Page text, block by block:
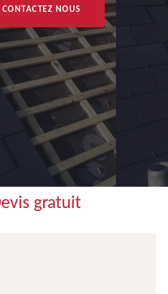
CONTACTEZ NOUS
gratuit